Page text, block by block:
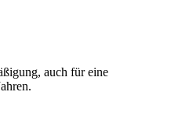
auch für eine